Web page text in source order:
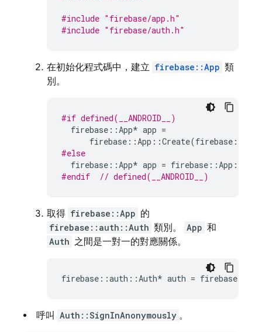
#include "firebase/app.h"
#include "firebase/auth.h"
在初始化程式碼中，建立 firebase::App 類
別。
#if defined(__ANDROID__)
firebase ::App* app =
firebase ::App ::Create(firebase ::
#else
firebase ::App* app = firebase ::App ::
#endif
// defined(__ANDROID__)
取得 firebase::App 的
firebase::auth::Auth 類別。 App 和
Auth 之間是一對一的對應關係。
firebase ::auth ::Auth* auth = firebase
呼叫 Auth::SignInAnonymously 。